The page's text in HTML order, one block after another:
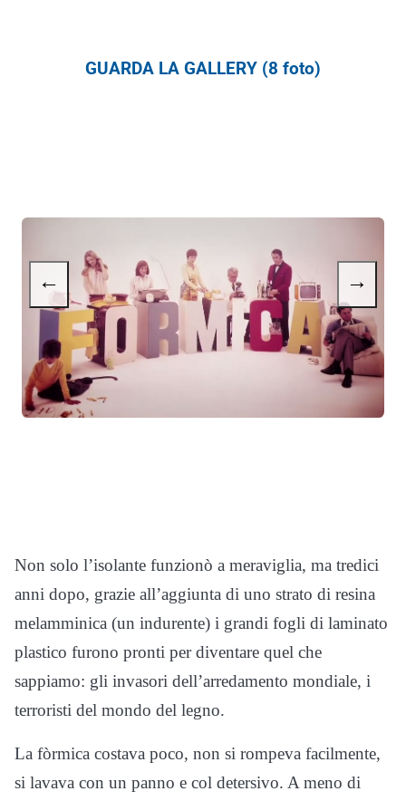
GUARDA LA GALLERY (8 foto)
← →
Non solo l’isolante funzionò a meraviglia, ma tredici
anni dopo, grazie all’aggiunta di uno strato di resina
melamminica (un indurente) i grandi fogli di laminato
plastico furono pronti per diventare quel che
sappiamo: gli invasori dell’arredamento mondiale, i
terroristi del mondo del legno.
La fòrmica costava poco, non si rompeva facilmente,
si lavava con un panno e col detersivo. A meno di